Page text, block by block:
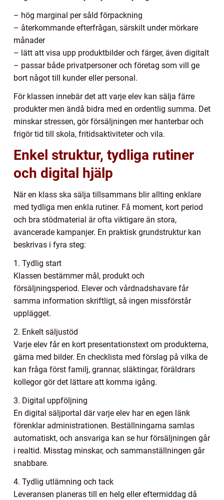
– hög marginal per såld förpackning
– återkommande efterfrågan, särskilt under mörkare
månader
– lätt att visa upp produktbilder och färger, även digitalt
– passar både privatpersoner och företag som vill ge
bort något till kunder eller personal.
För klassen innebär det att varje elev kan sälja färre
produkter men ändå bidra med en ordentlig summa. Det
minskar stressen, gör försäljningen mer hanterbar och
frigör tid till skola, fritidsaktiviteter och vila.
Enkel struktur, tydliga rutiner
och digital hjälp
När en klass ska sälja tillsammans blir allting enklare
med tydliga men enkla rutiner. Få moment, kort period
och bra stödmaterial är ofta viktigare än stora,
avancerade kampanjer. En praktisk grundstruktur kan
beskrivas i fyra steg:
1. Tydlig start
Klassen bestämmer mål, produkt och
försäljningsperiod. Elever och vårdnadshavare får
samma information skriftligt, så ingen missförstår
upplägget.
2. Enkelt säljustöd
Varje elev får en kort presentationstext om produkterna,
gärna med bilder. En checklista med förslag på vilka de
kan fråga först familj, grannar, släktingar, föräldrars
kollegor gör det lättare att komma igång.
3. Digital uppföljning
En digital säljportal där varje elev har en egen länk
förenklar administrationen. Beställningarna samlas
automatiskt, och ansvariga kan se hur försäljningen går
i realtid. Misstag minskar, och sammanställningen går
snabbare.
4. Tydlig utlämning och tack
Leveransen planeras till en helg eller eftermiddag då